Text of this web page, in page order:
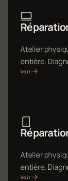
Atelier
entière.
Voir
Atelier
entière.
Voir